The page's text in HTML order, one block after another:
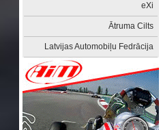
eXi
Ātruma Cilts
Latvijas Automobiļu Fedrācija